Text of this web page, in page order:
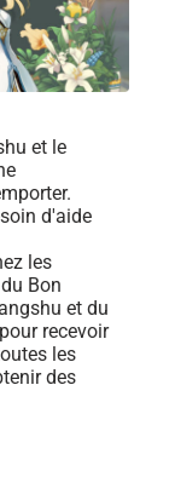
et le
d'aide
les
Bon
et du
recevoir
les
des